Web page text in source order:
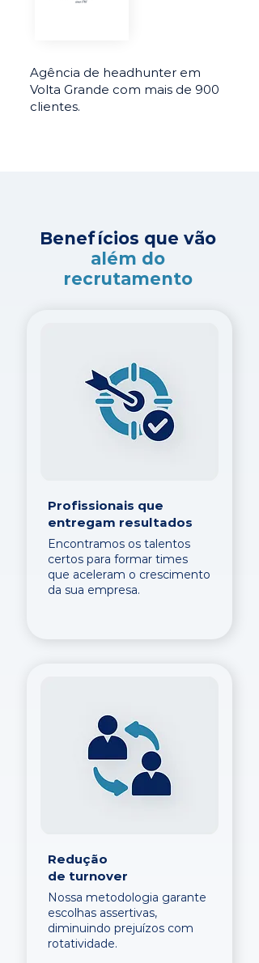
Agência de headhunter em
Volta Grande com mais de 900
clientes.
Benefícios que vão
além do
recrutamento
Profissionais que
entregam resultados
Encontramos os talentos
certos para formar times
que aceleram o crescimento
da sua empresa.
Redução
de turnover
Nossa metodologia garante
escolhas assertivas,
diminuindo prejuízos com
rotatividade.